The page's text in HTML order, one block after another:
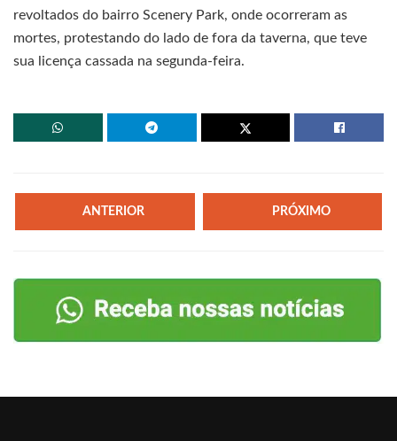
revoltados do bairro Scenery Park, onde ocorreram as
mortes, protestando do lado de fora da taverna, que teve
sua licença cassada na segunda-feira.
ANTERIOR PRÓXIMO